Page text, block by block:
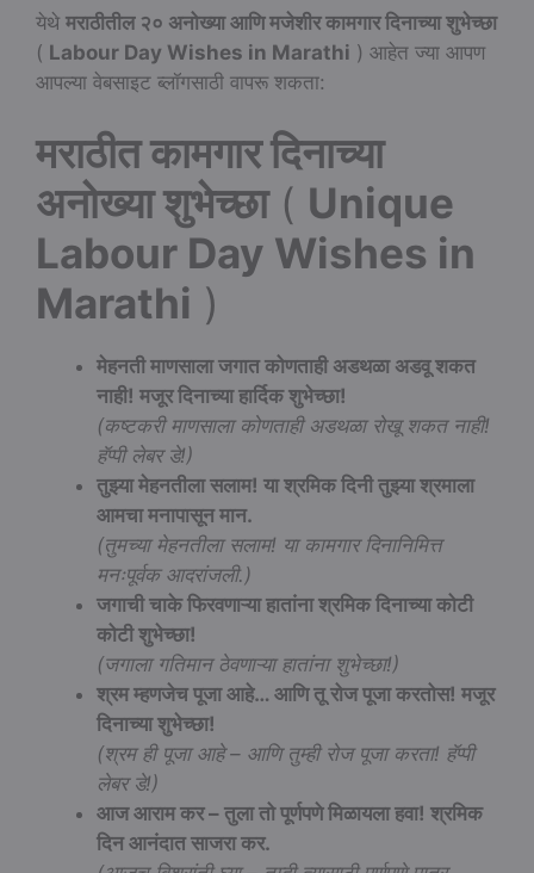
येथे मराठीतील २० अनोख्या आणि मजेशीर कामगार दिनाच्या शुभेच्छा
( Labour Day Wishes in Marathi ) आहेत ज्या आपण
आपल्या वेबसाइट ब्लॉगसाठी वापरू शकता:
मराठीत कामगार दिनाच्या
अनोख्या शुभेच्छा( Unique
Labour Day Wishes in
Marathi )
मेहनती माणसाला जगात कोणताही अडथळा अडवू शकत
नाही! मजूर दिनाच्या हार्दिक शुभेच्छा!
(कष्टकरी माणसाला कोणताही अडथळा रोखू शकत नाही!
हॅप्पी लेबर डे!)
तुझ्या मेहनतीला सलाम! या श्रमिक दिनी तुझ्या श्रमाला
आमचा मनापासून मान.
(तुमच्या मेहनतीला सलाम! या कामगार दिनानिमित्त
मनःपूर्वक आदरांजली.)
जगाची चाके फिरवणाऱ्या हातांना श्रमिक दिनाच्या कोटी
कोटी शुभेच्छा!
(जगाला गतिमान ठेवणाऱ्या हातांना शुभेच्छा!)
श्रम म्हणजेच पूजा आहे… आणि तू रोज पूजा करतोस! मजूर
दिनाच्या शुभेच्छा!
(श्रम ही पूजा आहे – आणि तुम्ही रोज पूजा करता! हॅप्पी
लेबर डे!)
आज आराम कर – तुला तो पूर्णपणे मिळायला हवा! श्रमिक
दिन आनंदात साजरा कर.